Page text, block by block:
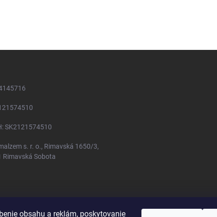
obsahu a reklám, poskytovanie
SK2121574510
s. r. o., Rimavská 1650/3,
Rimavská Sobota